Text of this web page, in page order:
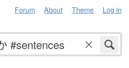
Forum About Theme Log in